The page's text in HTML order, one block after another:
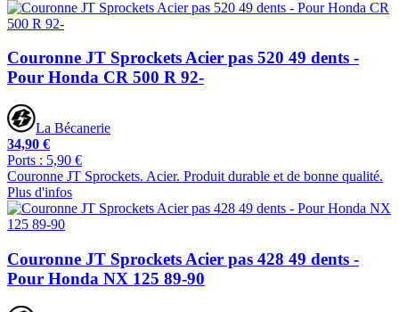
Couronne JT Sprockets Acier pas 520 49 dents -
Pour Honda CR 500 R 92-
La Bécanerie
34,90 €
Ports : 5,90 €
Couronne JT Sprockets. Acier. Produit durable et de bonne qualité.
Plus d'infos
Couronne JT Sprockets Acier pas 428 49 dents -
Pour Honda NX 125 89-90